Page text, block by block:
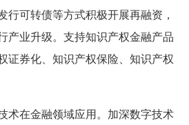
行可转债等方式积极开展再融资，
产业升级。支持知识产权金融产品
证券化、知识产权保险、知识产权
在金融领域应用。加深数字技术